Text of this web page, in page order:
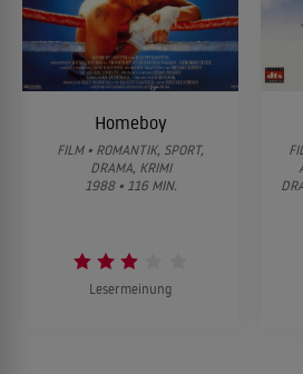
Homeboy
FILM • ROMANTIK, SPORT,
DRAMA, KRIMI
1988 • 116 MIN.
Lesermeinung